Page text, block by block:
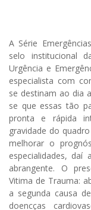
A Série
selo institucional
Urgência e
especialista com
se destinam ao dia
se que essas tão
pronta e rápida
gravidade do
melhorar o
especialidades, daí
abrangente. O
Vitima de Trauma:
a segunda causa
doencças